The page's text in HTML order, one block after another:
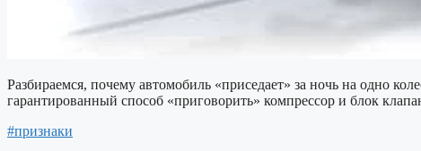
Разбираемся, почему автомобиль «приседает» за ночь на одно
гарантированный способ «приговорить» компрессор и блок
#признаки